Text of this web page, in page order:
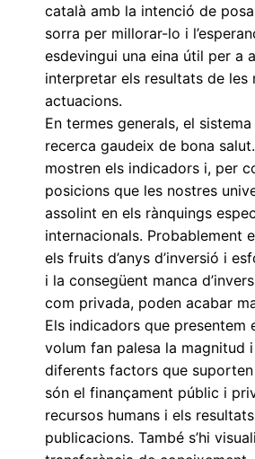
català amb la intenció de
sorra per millorar-lo i
esdevingui una eina útil per a
interpretar els resultats de les
actuacions.
En termes generals, el
recerca gaudeix de bona
mostren els indicadors i, per
posicions que les nostres
assolint en els rànquings
internacionals. Probablement
els fruits d’anys d’inversió i
i la consegüent manca
com privada, poden acabar
Els indicadors que presentem
volum fan palesa la magnitud i
diferents factors que suporten
són el finançament públic i
recursos humans i els
publicacions. També s’hi